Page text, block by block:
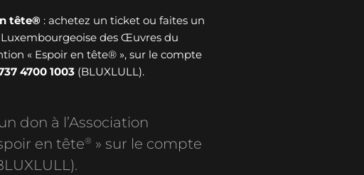
tête® : achetez un ticket ou faites un
Luxembourgeoise des Œuvres du
« Espoir en tête® », sur le compte
4700 1003 (BLUXLULL).
don à l’Association
en tête® » sur le compte